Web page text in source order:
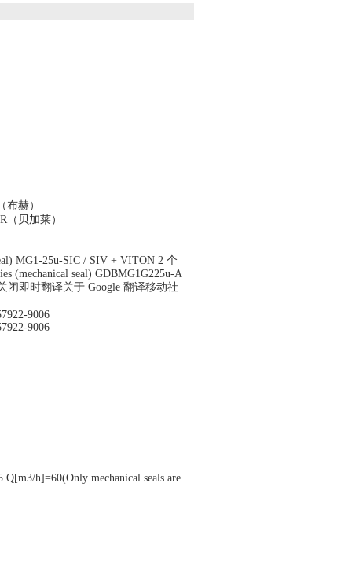
（布赫）
B&R（贝加莱）
MG1-25u-SIC / SIV + VITON 2 个
(mechanical seal) GDBMG1G225u-A
闭即时翻译关于 Google 翻译移动社
9006
9006
h]=60(Only mechanical seals are